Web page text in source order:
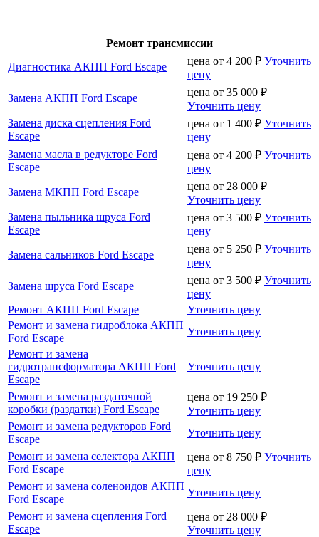
Ремонт трансмиссии
Диагностика АКПП Ford Escape
цена от 4 200 ₽ Уточнить
цену
Замена АКПП Ford Escape
цена от 35 000 ₽
Уточнить цену
Замена диска сцепления Ford
Escape
цена от 1 400 ₽ Уточнить
цену
Замена масла в редукторе Ford
Escape
цена от 4 200 ₽ Уточнить
цену
Замена МКПП Ford Escape
цена от 28 000 ₽
Уточнить цену
Замена пыльника шруса Ford
Escape
цена от 3 500 ₽ Уточнить
цену
Замена сальников Ford Escape
цена от 5 250 ₽ Уточнить
цену
Замена шруса Ford Escape
цена от 3 500 ₽ Уточнить
цену
Ремонт АКПП Ford Escape
Уточнить цену
Ремонт и замена гидроблока АКПП
Ford Escape
Уточнить цену
Ремонт и замена
гидротрансформатора АКПП Ford
Escape
Уточнить цену
Ремонт и замена раздаточной
коробки (раздатки) Ford Escape
цена от 19 250 ₽
Уточнить цену
Ремонт и замена редукторов Ford
Escape
Уточнить цену
Ремонт и замена селектора АКПП
Ford Escape
цена от 8 750 ₽ Уточнить
цену
Ремонт и замена соленоидов АКПП
Ford Escape
Уточнить цену
Ремонт и замена сцепления Ford
Escape
цена от 28 000 ₽
Уточнить цену